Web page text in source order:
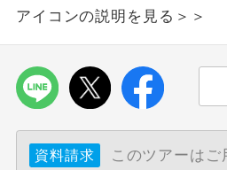
アイコンの説明を見る＞＞
資料請求 このツアーは
年齢制限あり
ご参加にあた
です。
航空会社指定
利用航空会社
画にとても便